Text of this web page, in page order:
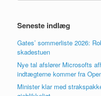
Seneste indlæg
Gates’ sommerliste 2026:
skadestuen
Nye tal afslører Microsofts
indtægterne kommer fra
Minister klar med